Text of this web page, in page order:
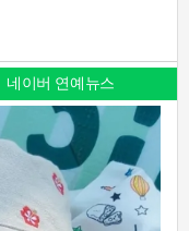
네이버 연예뉴스